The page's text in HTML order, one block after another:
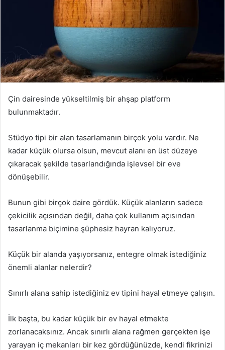
Çin dairesinde yükseltilmiş bir ahşap platform
bulunmaktadır.
Stüdyo tipi bir alan tasarlamanın birçok yolu vardır. Ne
kadar küçük olursa olsun, mevcut alanı en üst düzeye
çıkaracak şekilde tasarlandığında işlevsel bir eve
dönüşebilir.
Bunun gibi birçok daire gördük. Küçük alanların sadece
çekicilik açısından değil, daha çok kullanım açısından
tasarlanma biçimine şüphesiz hayran kalıyoruz.
Küçük bir alanda yaşıyorsanız, entegre olmak istediğiniz
önemli alanlar nelerdir?
Sınırlı alana sahip istediğiniz ev tipini hayal etmeye çalışın.
İlk başta, bu kadar küçük bir ev hayal etmekte
zorlanacaksınız. Ancak sınırlı alana rağmen gerçekten işe
yarayan iç mekanları bir kez gördüğünüzde, kendi fikrinizi